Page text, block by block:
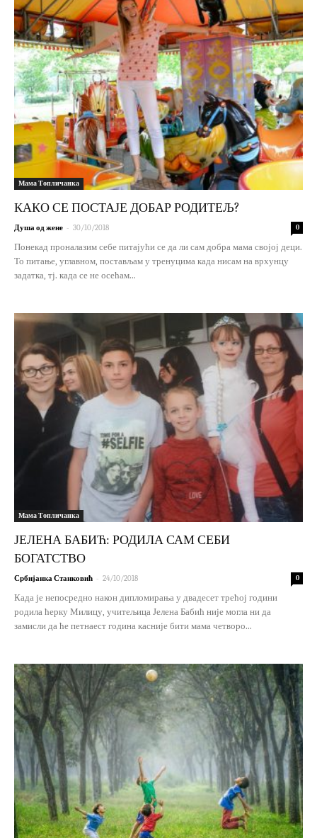
Мама Топличанка
КАКО СЕ ПОСТАЈЕ ДОБАР РОДИТЕЉ?
Душа од жене - 30/10/2018 0
Понекад проналазим себе питајући се да ли сам добра мама својој деци.
То питање, углавном, постављам у тренуцима када нисам на врхунцу
задатка, тј. када се не осећам...
Мама Топличанка
ЈЕЛЕНА БАБИЋ: РОДИЛА САМ СЕБИ
БОГАТСТВО
Србијанка Станковић - 24/10/2018 0
Када је непосредно након дипломирања у двадесет трећој години
родила ћерку Милицу, учитељица Јелена Бабић није могла ни да
замисли да ће петнаест година касније бити мама четворо...